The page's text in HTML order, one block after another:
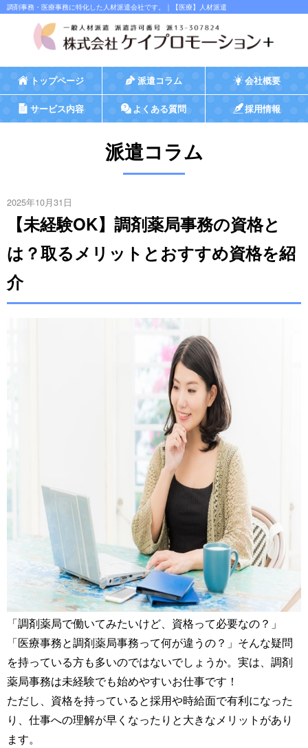
調剤事務・医療事務に特化した人材派遣会社です。｜【医療】人材派遣
トップページ 派遣コラム 会社概要
サービス内容 よくある質問 採用情報
派遣コラム
2025年10月31日
【未経験OK】調剤薬局事務の資格と
は？取るメリットとおすすめ資格を紹
介
「調剤薬局で働いてみたいけど、資格って必要なの？」
「医療事務と調剤薬局事務って何が違うの？」そんな疑問
を持っている方も多いのではないでしょうか。実は、調剤
薬局事務は未経験でも始めやすいお仕事です！
ただし、資格を持っていると採用や時給面で有利になった
り、仕事への理解が早くなったりと大きなメリットがあり
ます。